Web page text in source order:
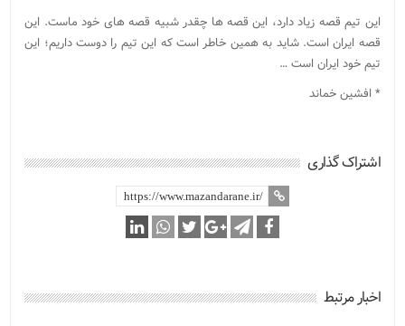
این تیم قصه زیاد دارد، این قصه ها چقدر شبیه قصه های خود ماست. این
قصه ایران است. شاید به همین خاطر است که این تیم را دوست داریم؛ این
تیم خود ایران است …
* افشین خماند
اشتراک گذاری
اخبار مرتبط